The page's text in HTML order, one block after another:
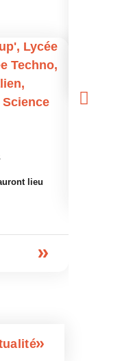
, Lycée
Techno,
,
Science
lieu